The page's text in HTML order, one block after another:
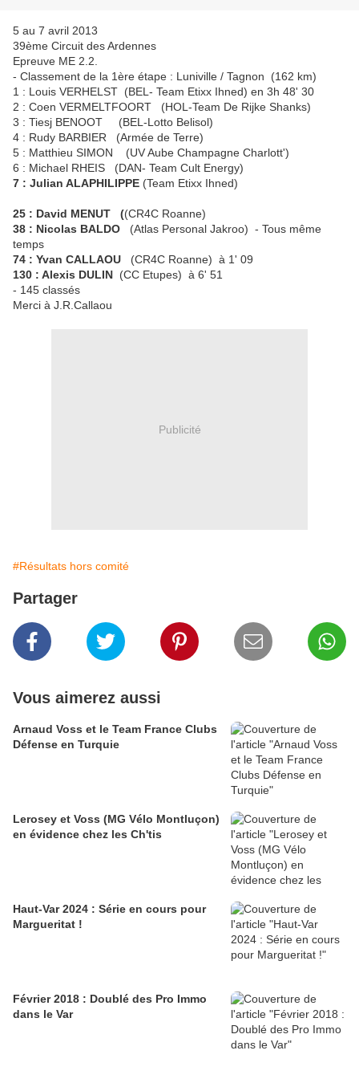
5 au 7 avril 2013
39ème Circuit des Ardennes
Epreuve ME 2.2.
- Classement de la 1ère étape : Luniville / Tagnon (162 km)
1 : Louis VERHELST (BEL- Team Etixx Ihned) en 3h 48' 30
2 : Coen VERMELTFOORT (HOL-Team De Rijke Shanks)
3 : Tiesj BENOOT (BEL-Lotto Belisol)
4 : Rudy BARBIER (Armée de Terre)
5 : Matthieu SIMON (UV Aube Champagne Charlott')
6 : Michael RHEIS (DAN- Team Cult Energy)
7 : Julian ALAPHILIPPE (Team Etixx Ihned)
25 : David MENUT ((CR4C Roanne)
38 : Nicolas BALDO
(Atlas Personal Jakroo) - Tous même
temps
74 : Yvan CALLAOU
(CR4C Roanne) à 1' 09
130 : Alexis DULIN (CC Etupes) à 6' 51
- 145 classés
Merci à J.R.Callaou
Publicité
#Résultats hors comité
Partager
Vous aimerez aussi
Arnaud Voss et le Team France Clubs
Défense en Turquie
Lerosey et Voss (MG Vélo Montluçon)
en évidence chez les Ch'tis
Haut-Var 2024 : Série en cours pour
Margueritat !
Février 2018 : Doublé des Pro Immo
dans le Var